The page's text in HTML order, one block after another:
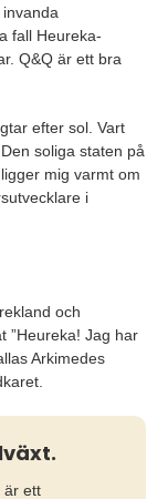
fall Heureka-
Q&Q är ett bra
efter sol. Vart
soliga staten på
mig varmt om
i
och
”Heureka! Jag har
Arkimedes
är ett